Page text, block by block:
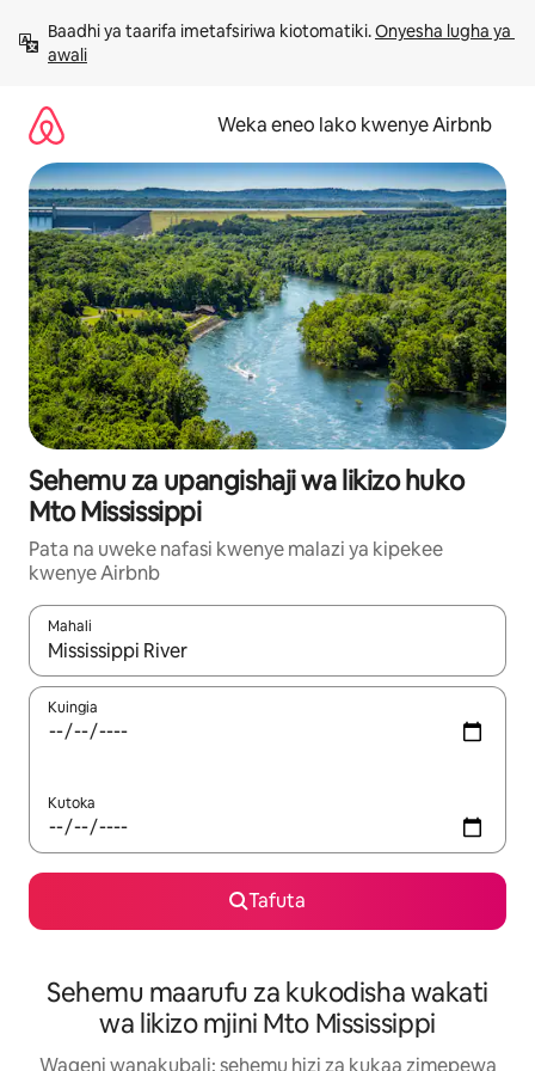
kwenda
kwenye
Baadhi ya taarifa imetafsiriwa kiotomatiki. Onyesha lugha ya
awali
Weka eneo lako kwenye Airbnb
Sehemu za upangishaji wa likizo huko
Mto Mississippi
Pata na uweke nafasi kwenye malazi ya kipekee
kwenye Airbnb
Mahali
Wakati matokeo yanapatikana, vinjari kwa kutumia vitufe vya
Kuingia
Kutoka
Tafuta
Sehemu maarufu za kukodisha wakati
wa likizo mjini Mto Mississippi
Wageni wanakubali: sehemu hizi za kukaa zimepewa